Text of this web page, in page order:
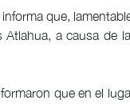
informa que,
a causa de
que en el